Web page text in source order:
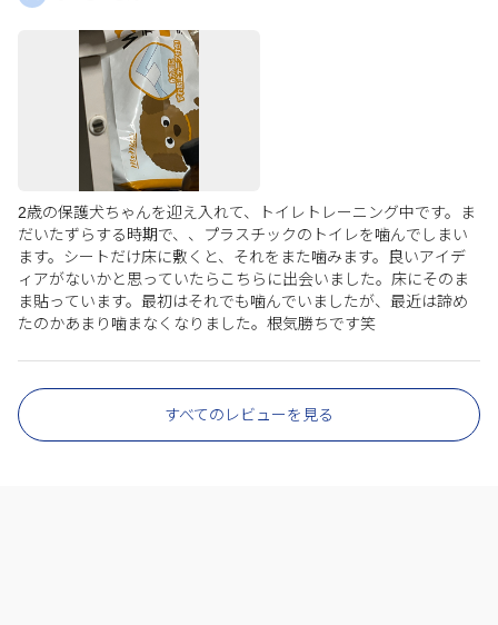
2歳の保護犬ちゃんを迎え入れて、トイレトレーニング中です。ま
だいたずらする時期で、、プラスチックのトイレを噛んでしまい
ます。シートだけ床に敷くと、それをまた噛みます。良いアイデ
ィアがないかと思っていたらこちらに出会いました。床にそのま
ま貼っています。最初はそれでも噛んでいましたが、最近は諦め
たのかあまり噛まなくなりました。根気勝ちです笑
すべてのレビューを見る